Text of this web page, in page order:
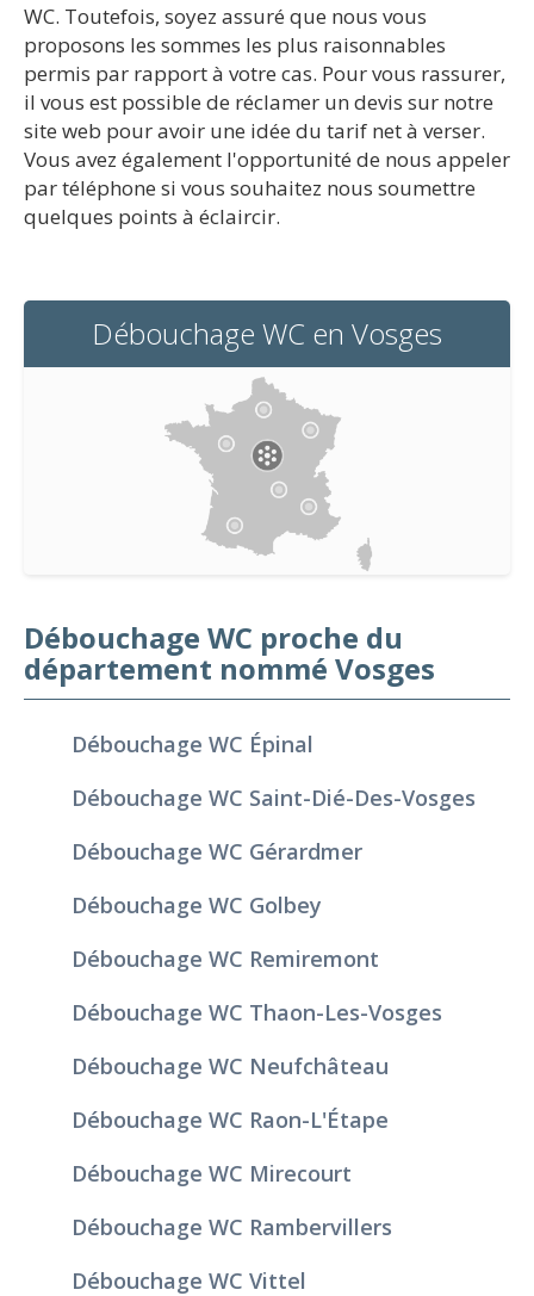
WC. Toutefois, soyez assuré que nous vous
proposons les sommes les plus raisonnables
permis par rapport à votre cas. Pour vous rassurer,
il vous est possible de réclamer un devis sur notre
site web pour avoir une idée du tarif net à verser.
Vous avez également l'opportunité de nous appeler
par téléphone si vous souhaitez nous soumettre
quelques points à éclaircir.
Débouchage WC en Vosges
Débouchage WC proche du
département nommé Vosges
Débouchage WC Épinal
Débouchage WC Saint-Dié-Des-Vosges
Débouchage WC Gérardmer
Débouchage WC Golbey
Débouchage WC Remiremont
Débouchage WC Thaon-Les-Vosges
Débouchage WC Neufchâteau
Débouchage WC Raon-L'Étape
Débouchage WC Mirecourt
Débouchage WC Rambervillers
Débouchage WC Vittel